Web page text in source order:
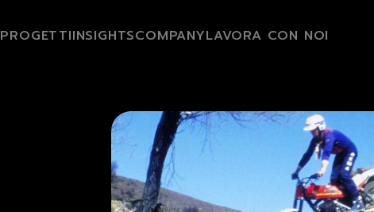
PROGETTIINSIGHTSCOMPANYLAVORA CON NOI